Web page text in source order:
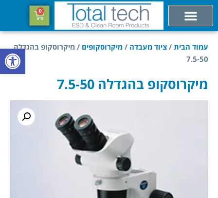
פתח
0
עמוד הבית / ציוד מעבדה / מיקרוסקופים / מיקרוסקופ בהגדלה
7.5-50
מיקרוסקופ בהגדלה 7.5-50